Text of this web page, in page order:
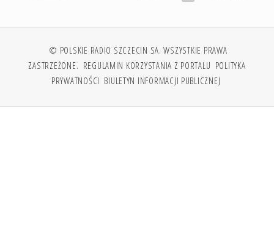
© POLSKIE RADIO SZCZECIN SA. WSZYSTKIE PRAWA
ZASTRZEŻONE. REGULAMIN KORZYSTANIA Z PORTALU POLITYKA
PRYWATNOŚCI BIULETYN INFORMACJI PUBLICZNEJ